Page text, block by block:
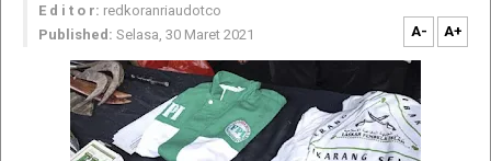
E d i t o r: redkoranriaudotco
Published: Selasa, 30 Maret 2021 A- A+